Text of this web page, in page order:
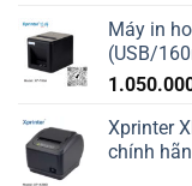
Máy in
(USB/
Xprinter
chính